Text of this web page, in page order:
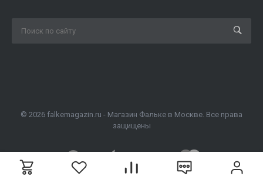
© 2026 falkemagazin.ru - Магазин Фальке в Москве. Все права
защищены